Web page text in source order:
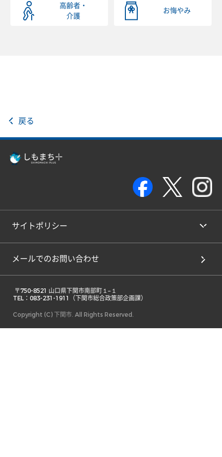
高齢者・
介護
お悔やみ
戻る
サイトポリシー
メールでのお問い合わせ
TEL：083-231-1911（下関市総合政策部企画課）
Copyright (C) 下関市. All Rights Reserved.